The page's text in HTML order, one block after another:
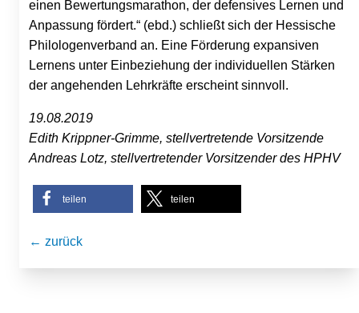
einen Bewertungsmarathon, der defensives Lernen und
Anpassung fördert.“ (ebd.) schließt sich der Hessische
Philologenverband an. Eine Förderung expansiven
Lernens unter Einbeziehung der individuellen Stärken
der angehenden Lehrkräfte erscheint sinnvoll.
19.08.2019
Edith Krippner-Grimme, stellvertretende Vorsitzende
Andreas Lotz, stellvertretender Vorsitzender des HPHV
teilen teilen
← zurück